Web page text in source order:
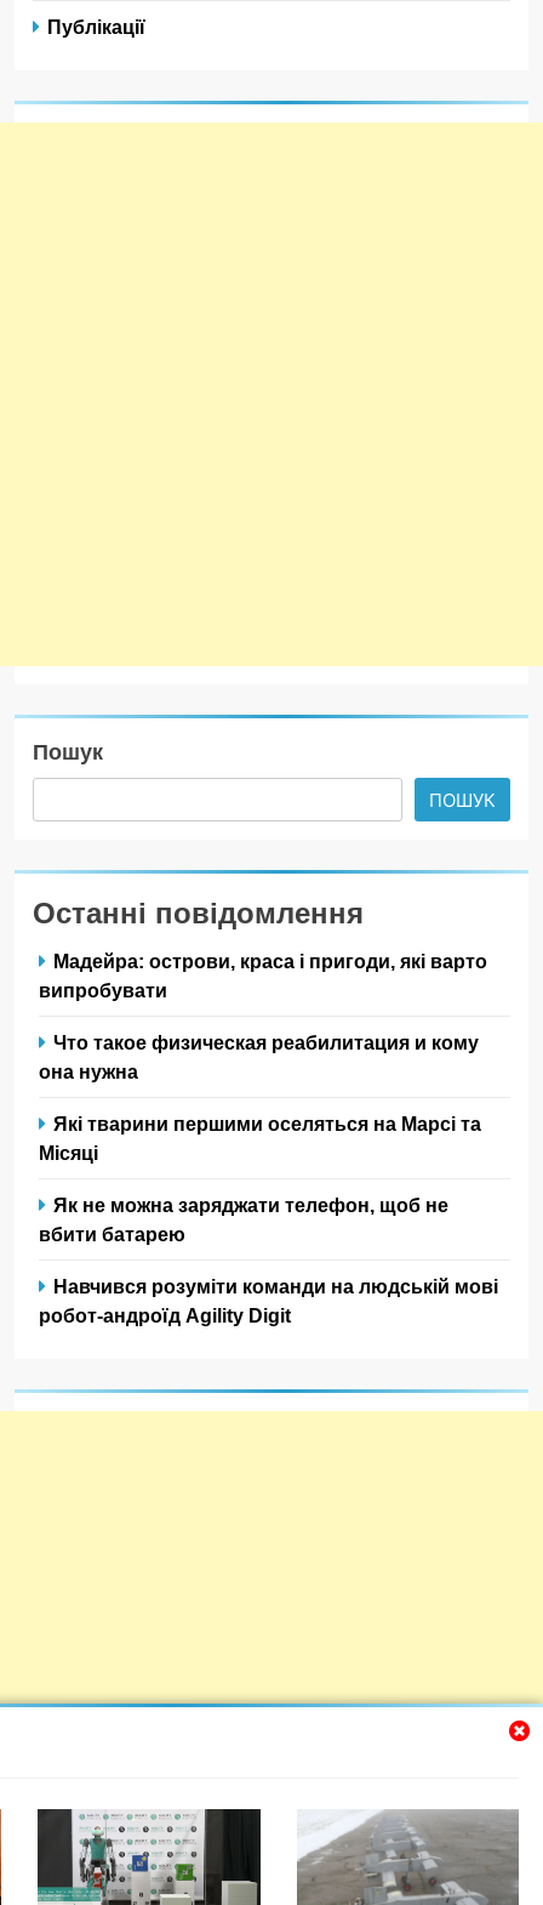
Публікації
Пошук
ПОШУК
Останні повідомлення
Мадейра: острови, краса і пригоди, які варто
випробувати
Что такое физическая реабилитация и кому
она нужна
Які тварини першими оселяться на Марсі та
Місяці
Як не можна заряджати телефон, щоб не
вбити батарею
Навчився розуміти команди на людській мові
робот-андроїд Agility Digit